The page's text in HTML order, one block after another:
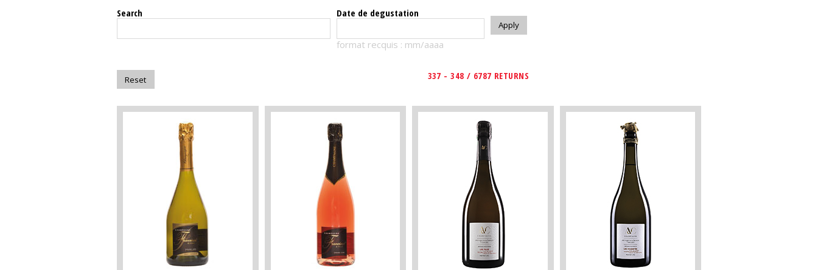
Search Date de degustation
format recquis : mm/aaaa
337 - 348 / 6787 RETURNS